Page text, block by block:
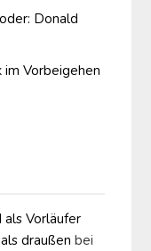
Donald
im Vorbeigehen
als Vorläufer
draußen bei